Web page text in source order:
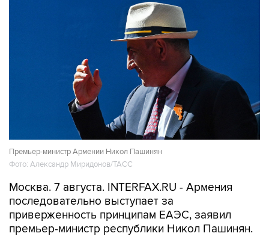
Премьер-министр Армении Никол Пашинян
Фото: Александр Миридонов/ТАСС
Москва. 7 августа. INTERFAX.RU - Армения
приверженность принципам ЕАЭС, заявил
премьер-министр республики Никол Пашинян.
"Для Армении укрепление сотрудничества с